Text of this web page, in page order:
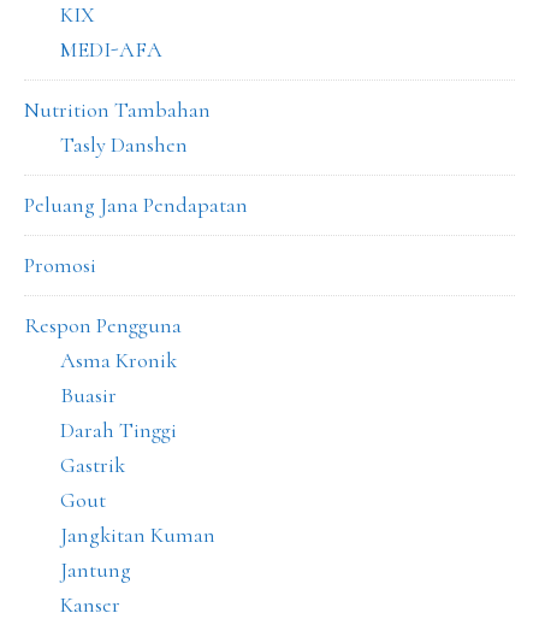
KIX
MEDI-AFA
Nutrition Tambahan
Tasly Danshen
Peluang Jana Pendapatan
Promosi
Respon Pengguna
Asma Kronik
Buasir
Darah Tinggi
Gastrik
Gout
Jangkitan Kuman
Jantung
Kanser